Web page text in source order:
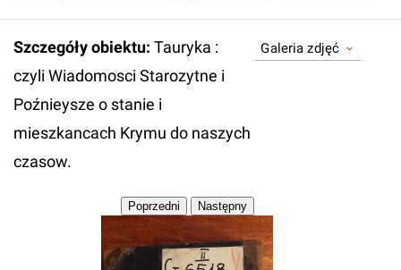
Szczegóły obiektu: Tauryka :
czyli Wiadomosci Starozytne i
Poźnieysze o stanie i
mieszkancach Krymu do naszych
czasow.
Galeria zdjęć